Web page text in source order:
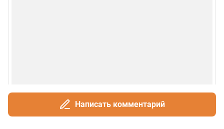
Написать комментарий